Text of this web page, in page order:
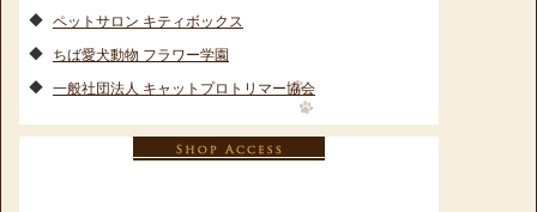
ペットサロン キティボックス
ちば愛犬動物 フラワー学園
一般社団法人 キャットプロトリマー協会